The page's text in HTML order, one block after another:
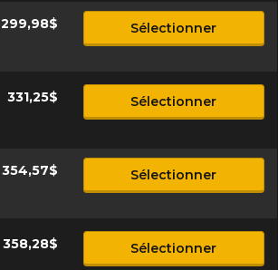
299,98$ Sélectionner
331,25$ Sélectionner
354,57$ Sélectionner
358,28$ Sélectionner